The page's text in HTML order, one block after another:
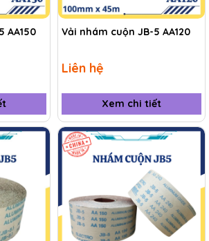
AA150 Vải nhám cuộn JB-5 AA120
Liên hệ
Xem chi tiết